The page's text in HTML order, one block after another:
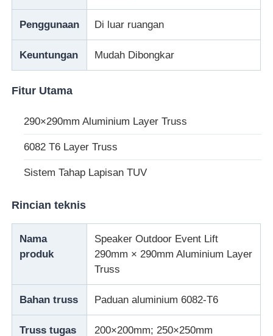
Produk
Video
Tur pabrik
Kontrol Kualitas
Berita
Permintaan Penawaran
Penggunaan Di luar ruangan
Keuntungan Mudah Dibongkar
Fitur Utama
290×290mm Aluminium Layer Truss
6082 T6 Layer Truss
Sistem Tahap Lapisan TUV
Rincian teknis
Nama
produk
Speaker Outdoor Event Lift
290mm × 290mm Aluminium Layer
Truss
Bahan truss Paduan aluminium 6082-T6
Truss tugas 200×200mm; 250×250mm